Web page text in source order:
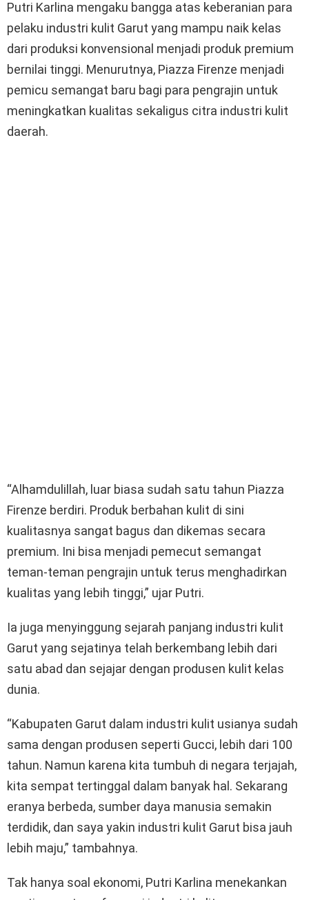
Putri Karlina mengaku bangga atas keberanian para
pelaku industri kulit Garut yang mampu naik kelas
dari produksi konvensional menjadi produk premium
bernilai tinggi. Menurutnya, Piazza Firenze menjadi
pemicu semangat baru bagi para pengrajin untuk
meningkatkan kualitas sekaligus citra industri kulit
daerah.
“Alhamdulillah, luar biasa sudah satu tahun Piazza
Firenze berdiri. Produk berbahan kulit di sini
kualitasnya sangat bagus dan dikemas secara
premium. Ini bisa menjadi pemecut semangat
teman-teman pengrajin untuk terus menghadirkan
kualitas yang lebih tinggi,” ujar Putri.
Ia juga menyinggung sejarah panjang industri kulit
Garut yang sejatinya telah berkembang lebih dari
satu abad dan sejajar dengan produsen kulit kelas
dunia.
“Kabupaten Garut dalam industri kulit usianya sudah
sama dengan produsen seperti Gucci, lebih dari 100
tahun. Namun karena kita tumbuh di negara terjajah,
kita sempat tertinggal dalam banyak hal. Sekarang
eranya berbeda, sumber daya manusia semakin
terdidik, dan saya yakin industri kulit Garut bisa jauh
lebih maju,” tambahnya.
Tak hanya soal ekonomi, Putri Karlina menekankan